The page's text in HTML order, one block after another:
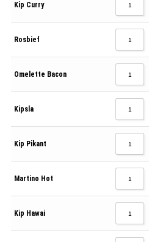
Kip Curry
Rosbief
Omelette Bacon
Kipsla
Kip Pikant
Martino Hot
Kip Hawai